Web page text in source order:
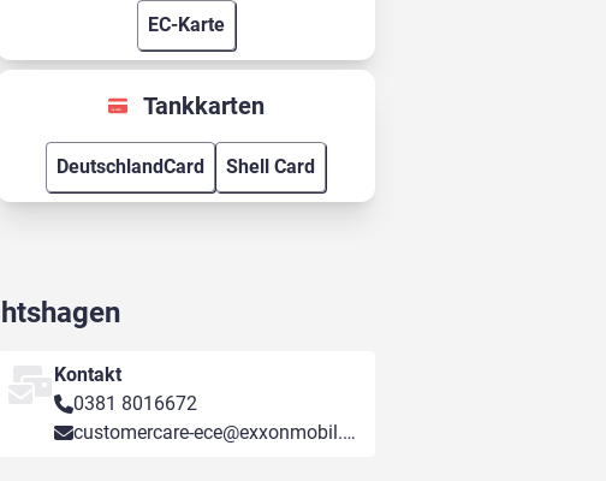
EC-Karte
Tankkarten
DeutschlandCard Shell Card
Kontakt
0381 8016672
customercare-ece@exxonmobil.com